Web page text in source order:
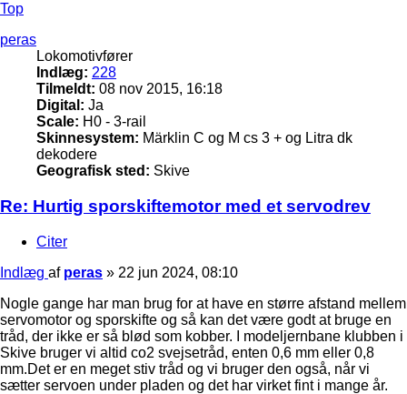
Top
peras
Lokomotivfører
Indlæg: 228
Tilmeldt: 08 nov 2015, 16:18
Digital: Ja
Scale: H0 - 3-rail
Skinnesystem: Märklin C og M cs 3 + og Litra dk
dekodere
Geografisk sted: Skive
Re: Hurtig sporskiftemotor med et servodrev
Citer
Indlæg af peras » 22 jun 2024, 08:10
Nogle gange har man brug for at have en større afstand mellem
servomotor og sporskifte og så kan det være godt at bruge en
tråd, der ikke er så blød som kobber. I modeljernbane klubben i
Skive bruger vi altid co2 svejsetråd, enten 0,6 mm eller 0,8
mm.Det er en meget stiv tråd og vi bruger den også, når vi
sætter servoen under pladen og det har virket fint i mange år.